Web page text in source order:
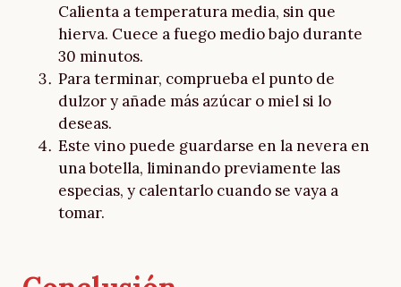
Calienta a temperatura media, sin que
hierva. Cuece a fuego medio bajo durante
30 minutos.
Para terminar, comprueba el punto de
dulzor y añade más azúcar o miel si lo
deseas.
Este vino puede guardarse en la nevera en
una botella, liminando previamente las
especias, y calentarlo cuando se vaya a
tomar.